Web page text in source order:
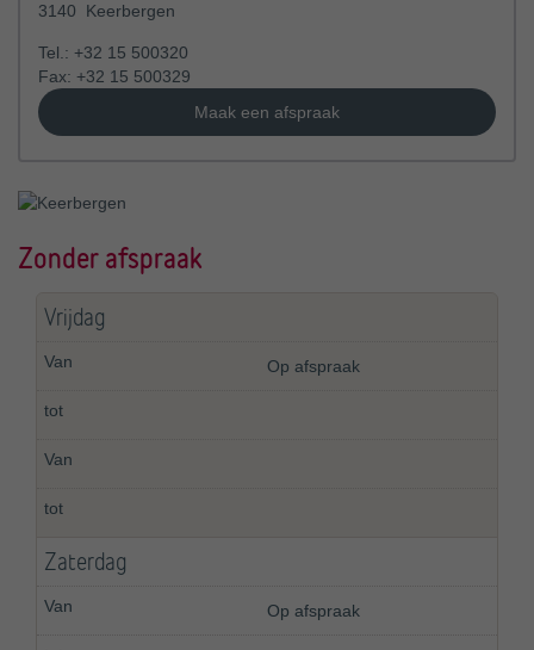
3140
Keerbergen
Tel.: +32 15 500320
Fax: +32 15 500329
Maak een afspraak
Zonder afspraak
Vrijdag
Op afspraak
Zaterdag
Op afspraak